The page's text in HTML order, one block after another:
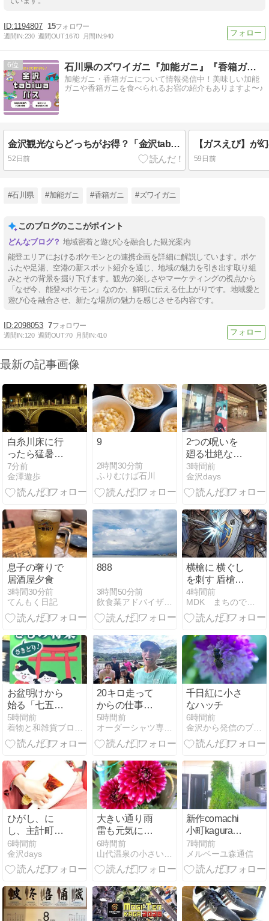
1194807 15
週間IN:230 週間OUT:1670 月間IN:940
6 石川県のズワイガニ『加能ガニ』『香箱ガニ』の情報マガジン
加能ガニ・香箱ガニについて情報発信中！美味しい加能
ガニや香箱ガニを食べられるお宿の紹介もありますよ〜♪
金沢観光ならどっちがお得？「金沢tabiwaパス」と「金沢市内1日フリー乗車券」
52日前 59日前
#石川県 #加能ガニ #香箱ガニ #ズワイガニ
このブログのここがポイント
地域密着と遊び心を融合した観光案内
能登エリアにおけるポケモンとの連携企画を詳細に解説しています。ポケ
ふたや足湯、空港の新スポット紹介を通じ、地域の魅力を引き出す取り組
みとその背景を掘り下げます。観光の楽しさやマーケティングの視点から
「なぜ今、能登×ポケモン」なのか、鮮明に伝える仕上がりです。地域愛と
遊び心を融合させ、新たな場所の魅力を感じさせる内容です。
2098053 7
週間IN:120 週間OUT:70 月間IN:410
最新の記事画像
白糸川床に行
ったら猛暑日
で暑かったけ
ど金沢の茶屋
文化を垣間見
味わえた
7分前
金澤遊歩
9
2時間30分前
ふりむけば石川
2つの呪いを
廻る壮絶な物
語！『香林坊
大和』で『ア
ニメーション
懐玉・玉折 渋
谷事変ー 石川
会場』開催。
8月14日～31
日。
3時間前
金沢days
息子の奢りで
居酒屋夕食
3時間30分前
てんもく日記
888
3時間50分前
飲食業アドバイザー山さんのAiuto（アユート！）ブログ
横槍に 横ぐし
を刺す 盾槍か
～注文の多い
まちのでんき
や＃４２７～
4時間前
MDK まちのでんきやのブログ
お盆明けから
始る「七五三
きもの特集」
の看板が店頭
に立つ/そして
かたの夕べ」
への出席を頂
く
5時間前
着物と和雑貨ブログきものふくしま
20キロ走って
からの仕事は
ちょっと辛
い。
5時間前
オーダーシャツ専門店 金沢 金港堂 社長ブログ
千日紅に小さ
なハッチ
6時間前
金沢から発信のブログ kanazawa712
ひがし、に
し、主計町の
三茶屋街の芸
妓が総出演！
『石川県立音
23回金沢おど
り』開催。9
月19日、20
6時間前
金沢days
大きい通り雨
雷も元気に鳴
っています
6時間前
新作comachi
小町kaguraに
内面累進遠近
両用レンズ～
ドジャース今
連敗～
7時間前
メルベーユ森通信